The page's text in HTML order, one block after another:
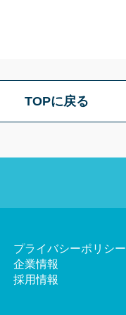
TOPに戻る
プライバシーポリシー
企業情報
採用情報